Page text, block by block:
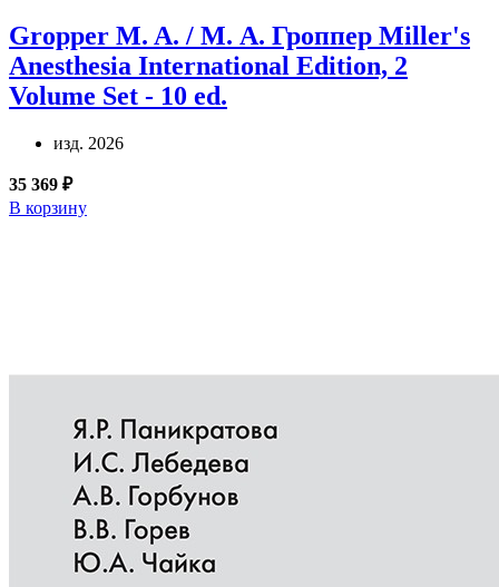
Gropper M. A. / М. А. Гроппер Miller's
Anesthesia International Edition, 2
Volume Set - 10 ed.
изд. 2026
35 369 ₽
В корзину